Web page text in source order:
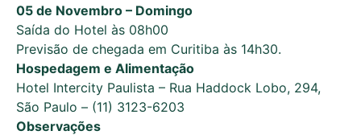
05 de Novembro – Domingo
Saída do Hotel às 08h00
Previsão de chegada em Curitiba às 14h30.
Hospedagem e Alimentação
Hotel Intercity Paulista – Rua Haddock Lobo, 294,
São Paulo – (11) 3123-6203
Observações